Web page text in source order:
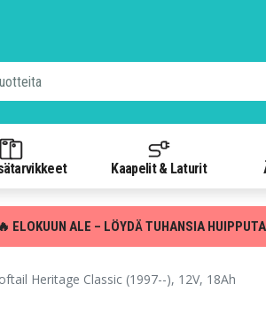
Kaapelit & Laturit
ELOKUUN ALE – LÖYDÄ TUHANSIA
Heritage Classic (1997--), 12V, 18Ah